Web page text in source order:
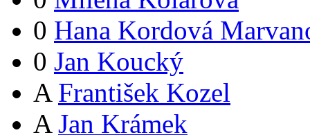
0 Hana Kordová
0 Jan Koucký
A František Kozel
A Jan Krámek